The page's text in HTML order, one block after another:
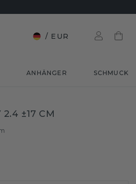
/ EUR
ANHÄNGER SCHMUCK
±17 CM